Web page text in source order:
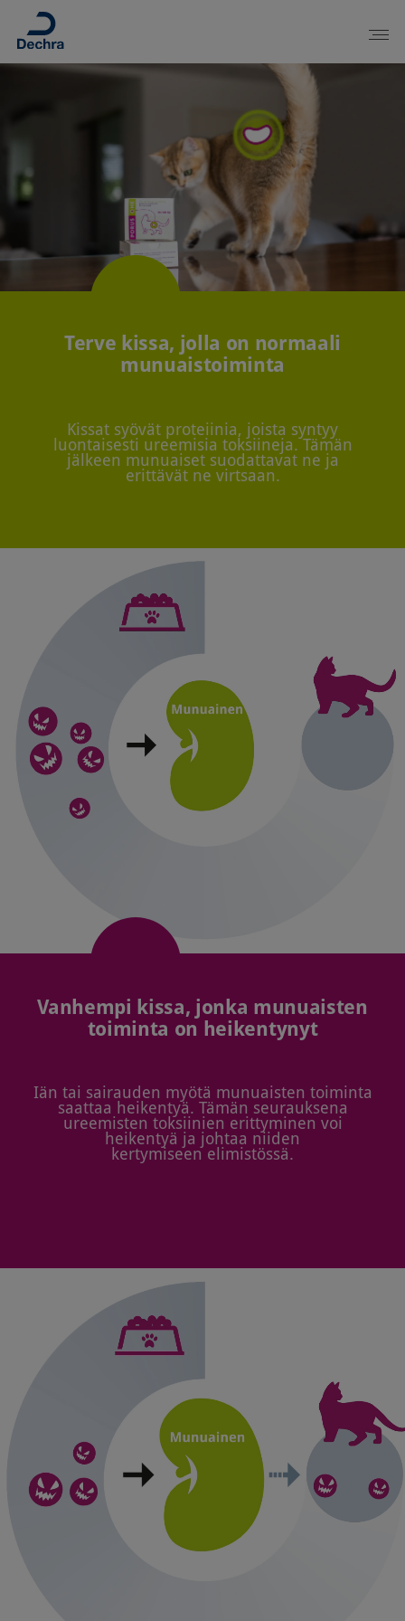
Terve kissa, jolla on normaali
munuaistoiminta
Kissat syövät proteiinia, joista syntyy
luontaisesti ureemisia toksiineja. Tämän
jälkeen munuaiset suodattavat ne ja
erittävät ne virtsaan.
Vanhempi kissa, jonka munuaisten
toiminta on heikentynyt
Iän tai sairauden myötä munuaisten toiminta
saattaa heikentyä. Tämän seurauksena
ureemisten toksiinien erittyminen voi
heikentyä ja johtaa niiden
kertymiseen elimistössä.